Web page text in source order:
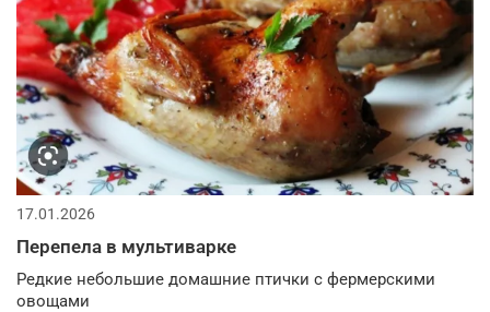
17.01.2026
Перепела в мультиварке
Редкие небольшие домашние птички с фермерскими
овощами